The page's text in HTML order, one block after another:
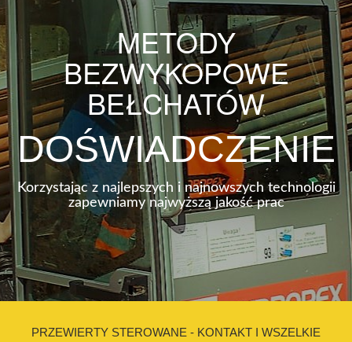
METODY
BEZWYKOPOWE
BEŁCHATÓW
DOŚWIADCZENIE
Korzystając z najlepszych i najnowszych technologii
zapewniamy najwyższą jakość prac
PRZEWIERTY STEROWANE - KONTAKT I WSZELKIE